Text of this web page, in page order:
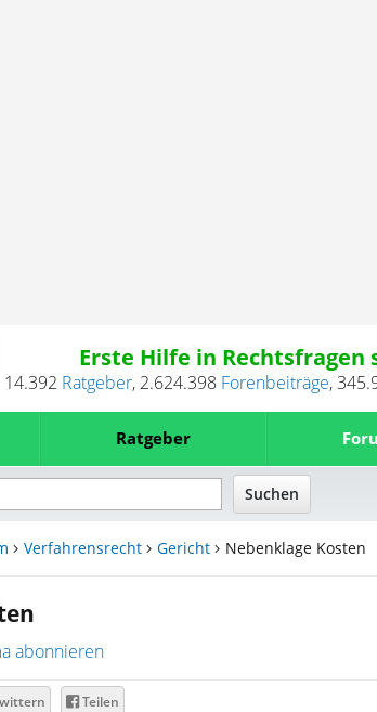
Erste Hilfe in Rechtsfragen
14.392 Ratgeber, 2.624.398 Forenbeiträge,
Ratgeber
Verfahrensrecht Gericht Nebenklage Kosten
abonnieren
Teilen